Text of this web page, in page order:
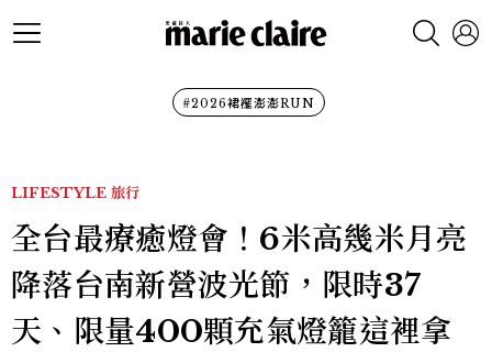
#2026裙襬澎澎RUN
LIFESTYLE 旅行
全台最療癒燈會！6米高幾米月亮
降落台南新營波光節，限時37
天、限量400顆充氣燈籠這裡拿